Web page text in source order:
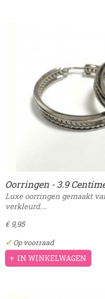
Oorringen - 3.9
Luxe oorringen gemaakt
verkleurd.…
€ 9,95
✓ Op voorraad
IN WINKELWAGEN